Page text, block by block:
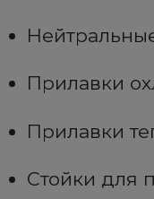
Прилавки
Прилавки
Стойки для